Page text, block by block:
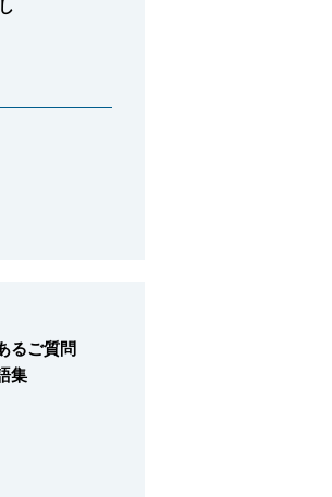
るご質問
集